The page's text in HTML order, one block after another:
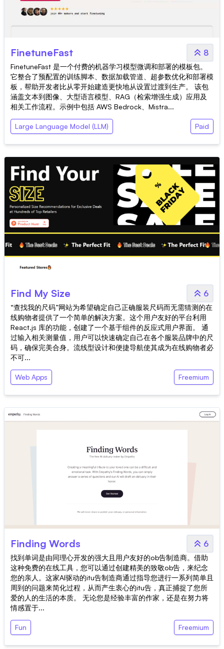
FinetuneFast 8
FinetuneFast 是一个付费的机器学习模型微调和部署的模板包。
它整合了预配置的训练脚本、数据加载管道、超参数优化和部署模
板，帮助开发者比从零开始建造更快地从设置过渡到生产。 该包
涵盖文本到图像、大型语言模型、RAG（检索增强生成）应用及
相关工作流程。示例中包括 AWS Bedrock、Mistra...
Large Language Model (LLM) Paid
Find My Size 6
“查找我的尺码”网站为希望确定自己正确服装尺码而无需猜测的在
线购物者提供了一个简单的解决方案。这个用户友好的平台利用
React.js 库的功能，创建了一个基于组件的反应式用户界面。 通
过输入相关测量值，用户可以快速确定自己在各个服装品牌中的尺
码，确保完美合身。流线型设计和便捷导航使其成为在线购物者必
不可...
Web Apps Freemium
Finding Words 6
找到单词是由同理心开发的强大且用户友好的ob告制造商。借助
这种免费的在线工具，您可以通过创建精美的致敬ob告，来纪念
您的亲人。这家AI驱动的itu告制造商通过指导您进行一系列简单且
周到的问题来简化过程，从而产生衷心的itu告，真正捕捉了您所
爱的人的生活的本质。 无论您是经验丰富的作家，还是在努力将
情感置于...
Fun Freemium